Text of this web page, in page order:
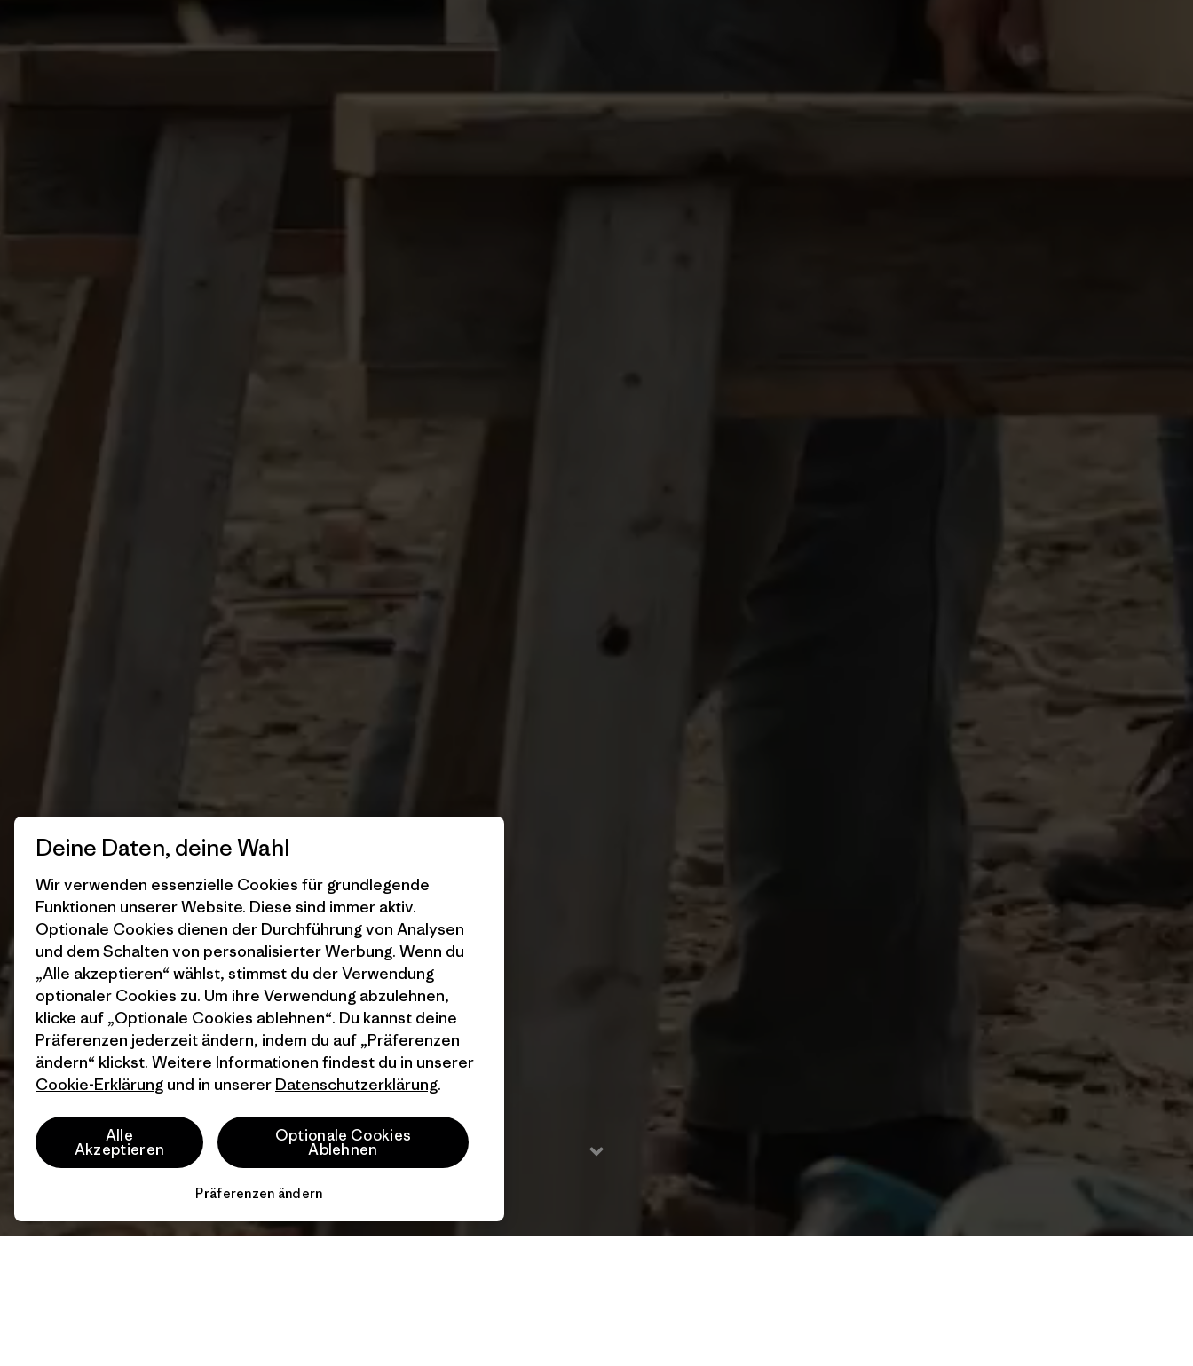
Deine Daten, deine Wahl
Wir verwenden essenzielle Cookies für grundlegende
Funktionen unserer Website. Diese sind immer aktiv.
Optionale Cookies dienen der Durchführung von Analysen
und dem Schalten von personalisierter Werbung. Wenn du
„Alle akzeptieren“ wählst, stimmst du der Verwendung
optionaler Cookies zu. Um ihre Verwendung abzulehnen,
klicke auf „Optionale Cookies ablehnen“. Du kannst deine
Präferenzen jederzeit ändern, indem du auf „Präferenzen
ändern“ klickst. Weitere Informationen findest du in unserer
Cookie-Erklärung und in unserer Datenschutzerklärung.
Alle
Akzeptieren
Optionale Cookies
Ablehnen
Präferenzen ändern